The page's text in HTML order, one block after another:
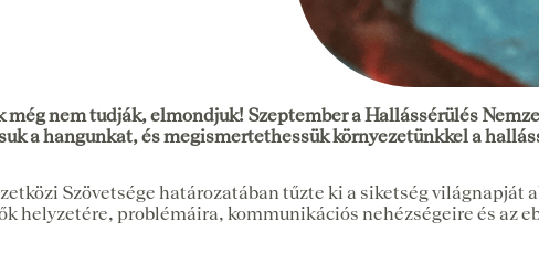
nem tudják, elmondjuk! Szeptember a Hallássérülés
a hangunkat, és megismertethessük környezetünkkel a
Szövetsége határozatában tűzte ki a siketség világnapját
helyzetére, problémáira, kommunikációs nehézségeire és az